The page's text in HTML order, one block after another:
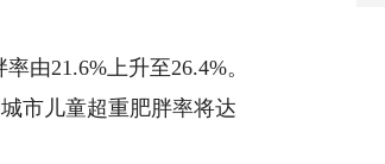
21.6%上升至26.4%。
市儿童超重肥胖率将达